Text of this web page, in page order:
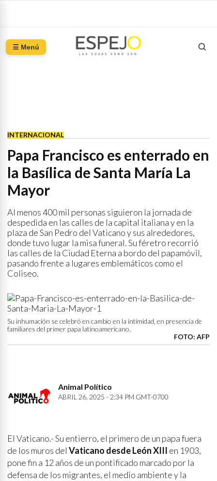
☰ Menú
INTERNACIONAL
Papa Francisco es enterrado en
la Basílica de Santa María La
Mayor
Al menos 400 mil personas siguieron la jornada de
despedida en las calles de la capital italiana y en la
plaza de San Pedro del Vaticano y sus alrededores,
donde tuvo lugar la misa funeral. Su féretro recorrió
las calles de la Ciudad Eterna a bordo del papamóvil,
pasando frente a lugares emblemáticos como el
Coliseo.
Su inhumación se celebró en cambio en la intimidad, en presencia de
familiares del primer papa latinoamericano.
FOTO: AFP
Animal Político
ABRIL 26, 2025 - 2:34 PM GMT-0700
El Vaticano.- Su entierro, el primero de un papa fuera
de los muros del Vaticano desde León XIII en 1903,
pone fin a 12 años de un pontificado marcado por la
defensa de los migrantes, el medio ambiente y la